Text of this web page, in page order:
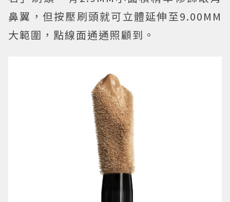
鼻翼，但按壓刷頭就可立體延伸至9.00MM
大範圍，點線面通通照顧到。